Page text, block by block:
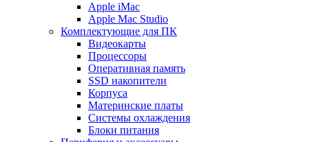
Apple iMac
Apple Mac Studio
Комплектующие для ПК
Видеокарты
Процессоры
Оперативная память
SSD накопители
Корпуса
Материнские платы
Системы охлаждения
Блоки питания